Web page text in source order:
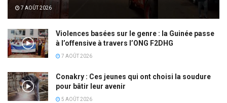
7 AOÛT 2026
Violences basées sur le genre : la Guinée passe
à l’offensive à travers l’ONG F2DHG
7 AOÛT 2026
Conakry : Ces jeunes qui ont choisi la soudure
pour bâtir leur avenir
5 AOÛT 2026